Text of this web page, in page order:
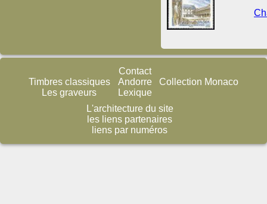
Timbres classiques
Les graveurs
Contact
Andorre
Lexique
Collection Monaco
L'architecture du site
les liens partenaires
liens par numéros